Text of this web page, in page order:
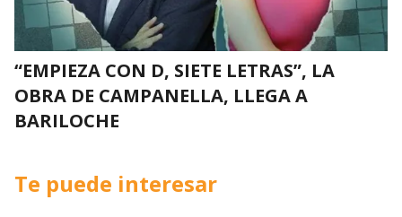
“EMPIEZA CON D, SIETE LETRAS”, LA
OBRA DE CAMPANELLA, LLEGA A
BARILOCHE
Te puede interesar